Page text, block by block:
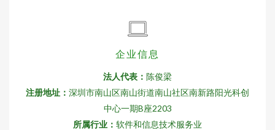
企业信息
法人代表： 陈俊梁
注册地址： 深圳市南山区南山街道南山社区南新路阳光科创
中心一期B座2203
所属行业： 软件和信息技术服务业